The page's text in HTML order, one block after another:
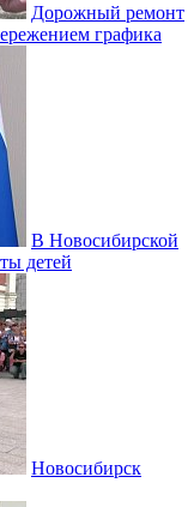
Дорожный ремонт
графика
В Новосибирской
детей
Новосибирск